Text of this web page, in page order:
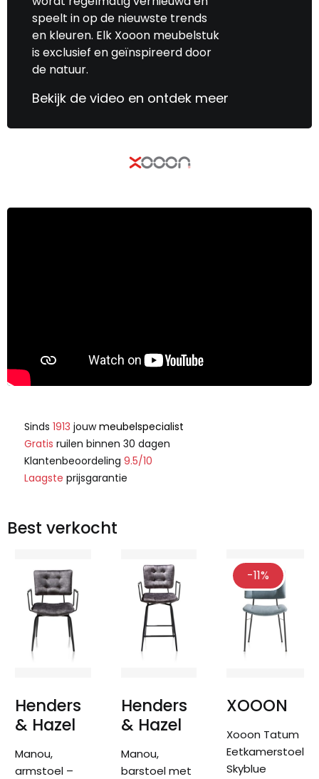
speelt in op de nieuwste trends
en kleuren. Elk Xooon meubelstuk
is exclusief en geïnspireerd door
de natuur.
Bekijk de video en ontdek meer
Sinds 1913 jouwmeubelspecialist
Gratis ruilen binnen 30 dagen
Klantenbeoordeling 9.5/10
Laagste prijsgarantie
Best verkocht
Henders
& Hazel
Manou,
armstoel –
Henders
& Hazel
Manou,
barstoel met
-11%
XOOON
Xooon Tatum
Eetkamerstoel
Skyblue